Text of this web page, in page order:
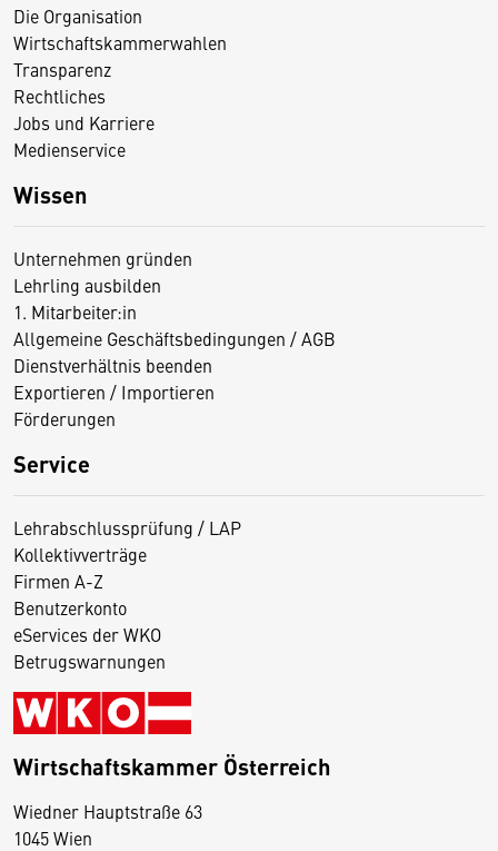
Die Organisation
Wirtschaftskammerwahlen
Transparenz
Rechtliches
Jobs und Karriere
Medienservice
Wissen
Unternehmen gründen
Lehrling ausbilden
1. Mitarbeiter:in
Allgemeine Geschäftsbedingungen / AGB
Dienstverhältnis beenden
Exportieren / Importieren
Förderungen
Service
Lehrabschlussprüfung / LAP
Kollektivverträge
Firmen A-Z
Benutzerkonto
eServices der WKO
Betrugswarnungen
Wirtschaftskammer Österreich
Wiedner Hauptstraße 63
1045 Wien
D